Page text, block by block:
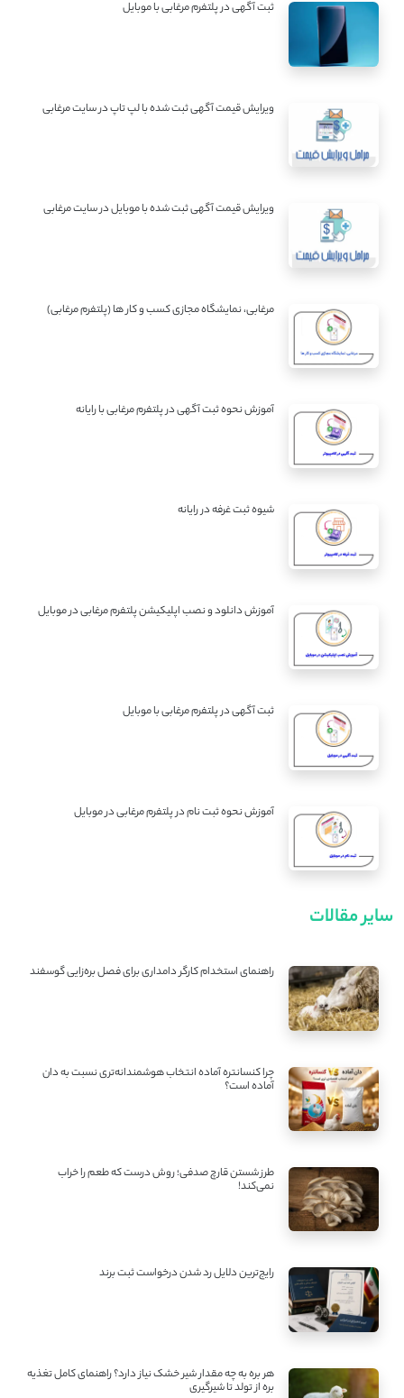
ثبت آگهی در پلتفرم مرغابی با موبایل
ویرایش قیمت آگهی ثبت شده با لپ تاپ در سایت مرغابی
ویرایش قیمت آگهی ثبت شده با موبایل در سایت مرغابی
مرغابی، نمایشگاه مجازی کسب و کار ها (پلتفرم مرغابی)
آموزش نحوه ثبت آگهی در پلتفرم مرغابی با رایانه
شیوه ثبت غرفه در رایانه
آموزش دانلود و نصب اپلیکیشن پلتفرم مرغابی در موبایل
ثبت آگهی در پلتفرم مرغابی با موبایل
آموزش نحوه ثبت نام در پلتفرم مرغابی در موبایل
سایر مقالات
راهنمای استخدام کارگر دامداری برای فصل بره‌زایی گوسفند
چرا کنسانتره آماده انتخاب هوشمندانه‌تری نسبت به دان
آماده است؟
طرز شستن قارچ صدفی؛ روش درست که طعم را خراب
نمی‌کند!
رایج‌ترین دلایل رد شدن درخواست ثبت برند
هر بره به چه مقدار شیر خشک نیاز دارد؟ راهنمای کامل تغذیه
بره از تولد تا شیرگیری